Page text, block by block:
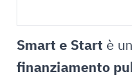
Smart e Start è un
finanziamento